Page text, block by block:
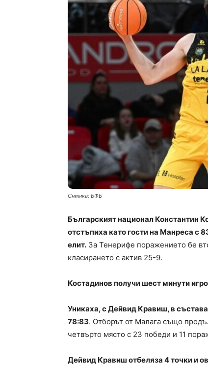
Снимка: БФБ
Българският национал Константин
отстъпиха като гости на Манреса с
елит. За Тенерифе поражението бе
класирането с актив 25-9.
Костадинов получи шест минути
Уникаха, с Дейвид Кравиш, в
78:83. Отборът от Малага също
четвърто място с 23 победи и 11
Дейвид Кравиш отбеляза 4 точки и